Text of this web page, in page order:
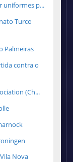
uniformes p...
Turco
Palmeiras
contra o
(Ch...
Nova